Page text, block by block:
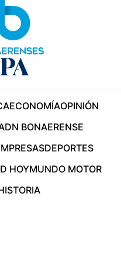
ECONOMÍAOPINIÓN
BONAERENSE
DEPORTES
HOYMUNDO MOTOR